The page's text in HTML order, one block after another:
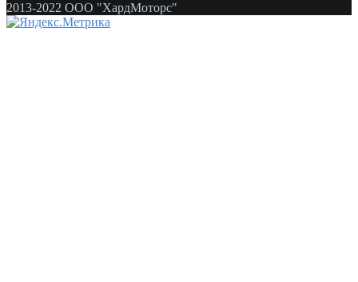
2013-2022 ООО "ХардМоторс"